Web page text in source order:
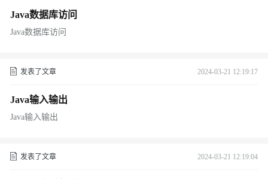
Java数据库访问
Java数据库访问
发表了文章 2024-03-21 12:19:17
Java输入输出
Java输入输出
发表了文章 2024-03-21 12:19:04